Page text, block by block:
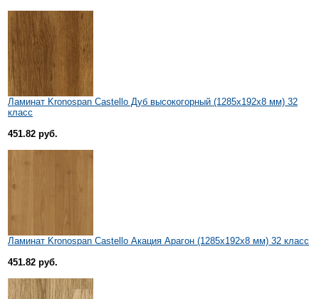
Ламинат Kronospan Castello Дуб высокогорный (1285x192x8 мм) 32
класс
451.82 руб.
Ламинат Kronospan Castello Акация Арагон (1285x192x8 мм) 32 класс
451.82 руб.